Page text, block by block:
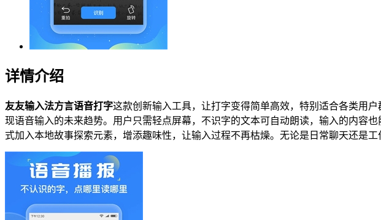
详情介绍
友友输入法方言语音打字这款创新输入工具，让打字变得简单高效，特别适合各类用
现语音输入的未来趋势。用户只需轻点屏幕，不识字的文本可自动朗读，输入的内容
式加入本地故事探索元素，增添趣味性，让输入过程不再枯燥。无论是日常聊天还是